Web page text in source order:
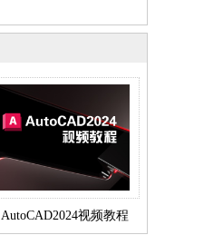
AutoCAD2024视频教程